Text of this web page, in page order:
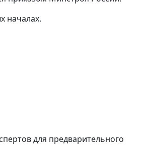
началах.
для предварительного